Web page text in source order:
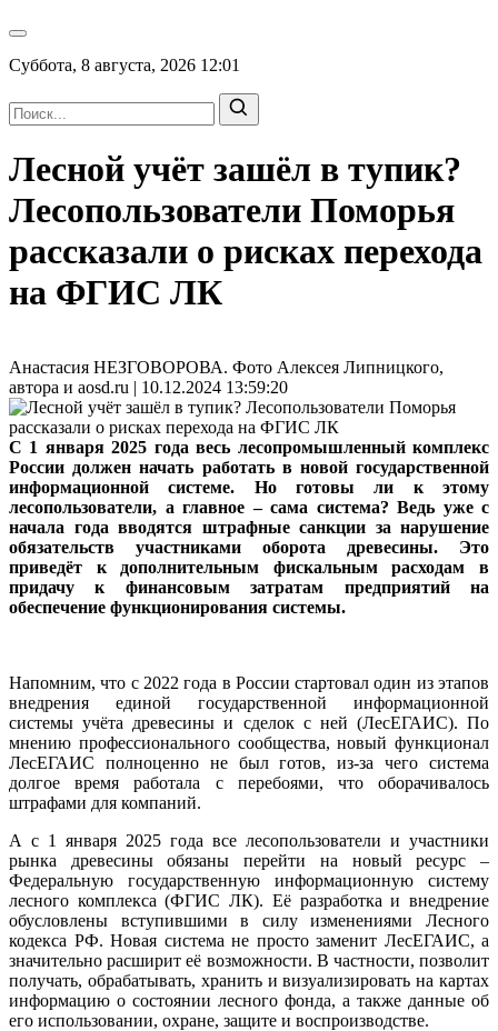
Суббота, 8 августа, 2026 12:01
Лесной учёт зашёл в тупик?
Лесопользователи Поморья
рассказали о рисках перехода
на ФГИС ЛК
Анастасия НЕЗГОВОРОВА. Фото Алексея Липницкого,
автора и aosd.ru | 10.12.2024 13:59:20
С 1 января 2025 года весь лесопромышленный комплекс
России должен начать работать в новой государственной
информационной системе. Но готовы ли к этому
лесопользователи, а главное – сама система? Ведь уже с
начала года вводятся штрафные санкции за нарушение
обязательств участниками оборота древесины. Это
приведёт к дополнительным фискальным расходам в
придачу к финансовым затратам предприятий на
обеспечение функционирования системы.
Напомним, что с 2022 года в России стартовал один из этапов
внедрения единой государственной информационной
системы учёта древесины и сделок с ней (ЛесЕГАИС). По
мнению профессионального сообщества, новый функционал
ЛесЕГАИС полноценно не был готов, из-за чего система
долгое время работала с перебоями, что оборачивалось
штрафами для компаний.
А с 1 января 2025 года все лесопользователи и участники
рынка древесины обязаны перейти на новый ресурс –
Федеральную государственную информационную систему
лесного комплекса (ФГИС ЛК). Её разработка и внедрение
обусловлены вступившими в силу изменениями Лесного
кодекса РФ. Новая система не просто заменит ЛесЕГАИС, а
значительно расширит её возможности. В частности, позволит
получать, обрабатывать, хранить и визуализировать на картах
информацию о состоянии лесного фонда, а также данные об
его использовании, охране, защите и воспроизводстве.